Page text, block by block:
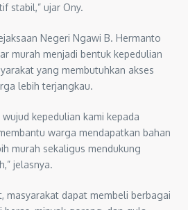
stabil,” ujar Ony.
Negeri Ngawi B. Hermanto
murah menjadi bentuk kepedulian
yang membutuhkan akses
lebih terjangkau.
kepedulian kami kepada
warga mendapatkan bahan
murah sekaligus mendukung
jelasnya.
masyarakat dapat membeli berbagai